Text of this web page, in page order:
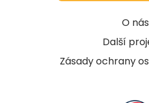
O nás
Další
Zásady ochrany